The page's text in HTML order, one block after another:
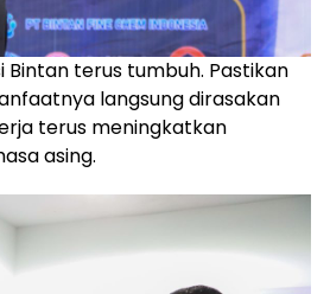
Bintan terus tumbuh. Pastikan
langsung dirasakan
terus meningkatkan
asing.